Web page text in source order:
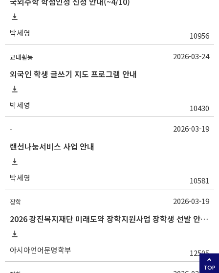
박세영 10956
교내활동
외국인 학생 글쓰기 지도 프로그램 안내
박세영 10430
2026-03-24
-
랜선나눔서비스 사업 안내
박세영 10581
2026-03-19
장학
2026 광진복지재단 미래도약 장학지원사업 장학생 선발 안내(~3/25 10:00)
아시아언어문명학부 12505
2026-03-19
TOP